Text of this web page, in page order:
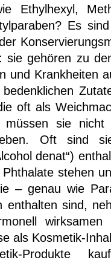
Ethylhexyl,
Es
sie gehören zu
und Krankheiten
oft als
müssen sie
Oft sind
denat“)
stehen
– genau wie
enthalten sind,
als Kosmetik-
Produkte